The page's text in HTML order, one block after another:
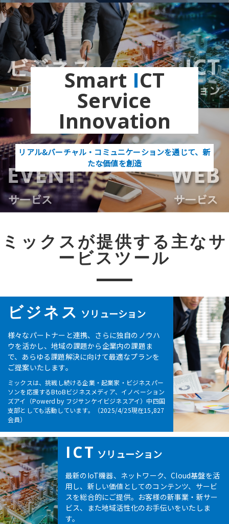
Smart ICT
Service
Innovation
リアル&バーチャル・コミュニケーションを通じて、新
たな価値を創造
ミックスが提供する主なサ
ービスツール
ビジネス ソリューション
様々なパートナーと連携、さらに独自のノウハ
ウを活かし、地域の課題から企業内の課題ま
で、あらゆる課題解決に向けて最適なプランを
ご提案いたします。
ミックスは、挑戦し続ける企業・起業家・ビジネスパー
ソンを応援するBtoBビジネスメディア、イノベーション
ズアイ（Powerd by フジサンケイビジネスアイ）中四国
支部としても活動しています。（2025/4/25現在15,827
会員）
ICT ソリューション
最新のIoT機器、ネットワーク、Cloud基盤を活
用し、新しい価値としてのコンテンツ、サービ
スを総合的にご提供。お客様の新事業・新サー
ビス、また地域活性化のお手伝いをいたしま
す。